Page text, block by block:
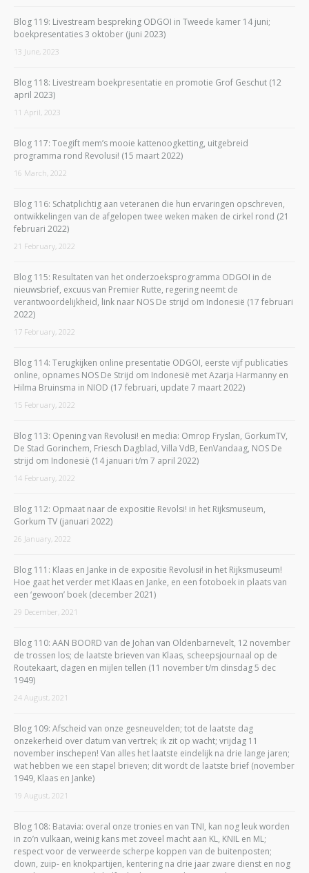
Blog 119: Livestream bespreking ODGOI in Tweede kamer 14 juni;
boekpresentaties 3 oktober (juni 2023)
13 June, 2023
Blog 118: Livestream boekpresentatie en promotie Grof Geschut (12
april 2023)
11 April, 2023
Blog 117: Toegift mem’s mooie kattenoogketting, uitgebreid
programma rond Revolusi! (15 maart 2022)
16 March, 2022
Blog 116: Schatplichtig aan veteranen die hun ervaringen opschreven,
ontwikkelingen van de afgelopen twee weken maken de cirkel rond (21
februari 2022)
21 February, 2022
Blog 115: Resultaten van het onderzoeksprogramma ODGOI in de
nieuwsbrief, excuus van Premier Rutte, regering neemt de
verantwoordelijkheid, link naar NOS De strijd om Indonesië (17 februari
2022)
17 February, 2022
Blog 114: Terugkijken online presentatie ODGOI, eerste vijf publicaties
online, opnames NOS De Strijd om Indonesië met Azarja Harmanny en
Hilma Bruinsma in NIOD (17 februari, update 7 maart 2022)
15 February, 2022
Blog 113: Opening van Revolusi! en media: Omrop Fryslan, GorkumTV,
De Stad Gorinchem, Friesch Dagblad, Villa VdB, EenVandaag, NOS De
strijd om Indonesië (14 januari t/m 7 april 2022)
14 February, 2022
Blog 112: Opmaat naar de expositie Revolsi! in het Rijksmuseum,
Gorkum TV (januari 2022)
26 January, 2022
Blog 111: Klaas en Janke in de expositie Revolusi! in het Rijksmuseum!
Hoe gaat het verder met Klaas en Janke, en een fotoboek in plaats van
een ‘gewoon’ boek (december 2021)
29 December, 2021
Blog 110: AAN BOORD van de Johan van Oldenbarnevelt, 12 november
de trossen los; de laatste brieven van Klaas, scheepsjournaal op de
Routekaart, dagen en mijlen tellen (11 november t/m dinsdag 5 dec
1949)
24 August, 2021
Blog 109: Afscheid van onze gesneuvelden; tot de laatste dag
onzekerheid over datum van vertrek; ik zit op wacht; vrijdag 11
november inschepen! Van alles het laatste eindelijk na drie lange jaren;
wat hebben we een stapel brieven; dit wordt de laatste brief (november
1949, Klaas en Janke)
19 August, 2021
Blog 108: Batavia: overal onze tronies en van TNI, kan nog leuk worden
in zo’n vulkaan, weinig kans met zoveel macht aan KL, KNIL en ML;
respect voor de verweerde scherpe koppen van de buitenposten;
down, zuip- en knokpartijen, kentering na drie jaar zware dienst en nog